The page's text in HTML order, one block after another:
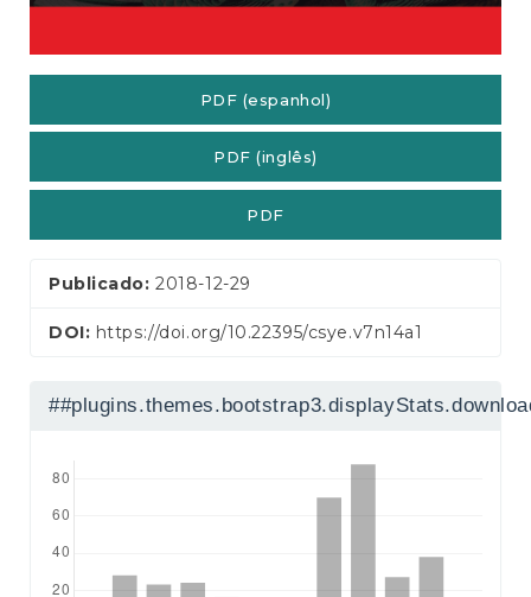
PDF (espanhol)
PDF (inglês)
PDF
Publicado:2018-12-29
DOI: https://doi.org/10.22395/csye.v7n14a1